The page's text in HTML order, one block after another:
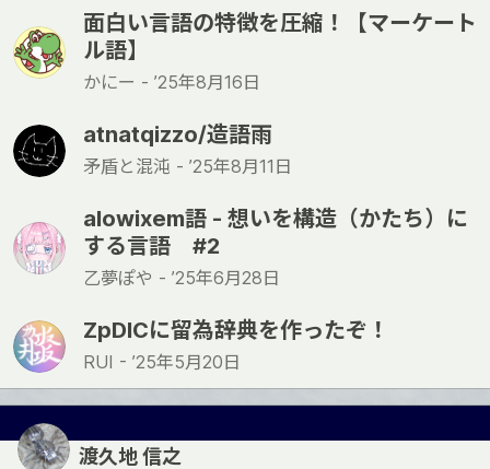
面白い言語の特徴を圧縮！【マーケート
ル語】
かにー - ’25年8月16日
atnatqizzo/造語雨
矛盾と混沌 - ’25年8月11日
alowixem語 - 想いを構造（かたち）に
する言語 #2
乙夢ぽや - ’25年6月28日
ZpDICに留為辞典を作ったぞ！
RUI - ’25年5月20日
渡久地 信之